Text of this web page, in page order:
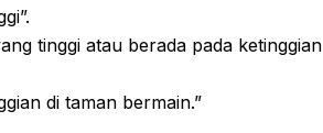
tinggi atau berada pada ketinggian
di taman bermain.”